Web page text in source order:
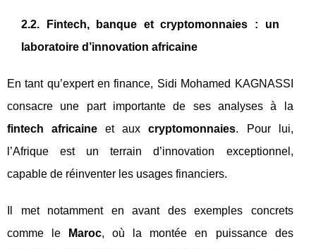
2.2. Fintech, banque et cryptomonnaies : un
laboratoire d’innovation africaine
En tant qu’expert en finance, Sidi Mohamed KAGNASSI
consacre une part importante de ses analyses à la
fintech africaine et auxcryptomonnaies. Pour lui,
l’Afrique est un terrain d’innovation exceptionnel,
capable de réinventer les usages financiers.
Il met notamment en avant des exemples concrets
comme le
Maroc, où la montée en puissance des